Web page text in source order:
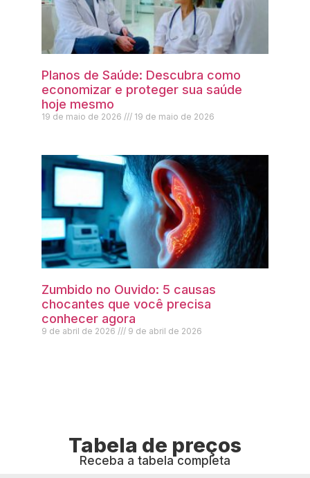
Planos de Saúde: Descubra como
economizar e proteger sua saúde
hoje mesmo
19 de maio de 2026 19 de maio de 2026
Zumbido no Ouvido: 5 causas
chocantes que você precisa
conhecer agora
9 de abril de 2026 9 de abril de 2026
Tabela de preços
Receba a tabela completa